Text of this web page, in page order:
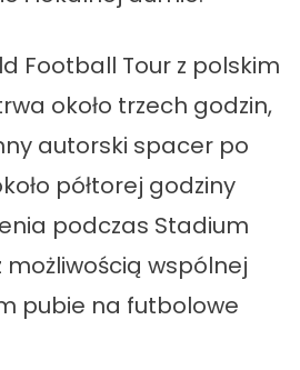
Football Tour z polskim
około trzech godzin,
autorski spacer po
półtorej godziny
podczas Stadium
możliwością wspólnej
pubie na futbolowe